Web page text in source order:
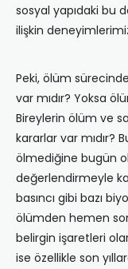
sosyal yapıdaki bu
ilişkin
Peki, ölüm
var mıdır? Yoksa
Bireylerin ölüm ve
kararlar var mıdır?
ölmediğine bugün
değerlendirmeyle
basıncı gibi bazı
ölümden hemen
belirgin işaretleri
ise özellikle son